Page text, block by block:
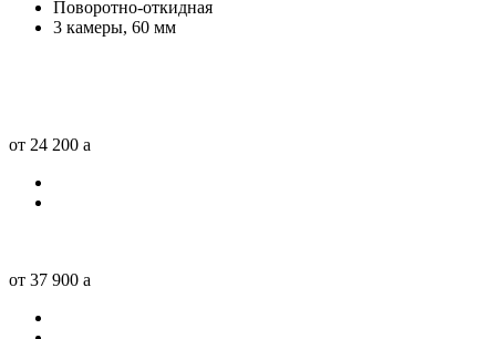
Поворотно-откидная
3 камеры, 60 мм
от 24 200 a
от 37 900 a